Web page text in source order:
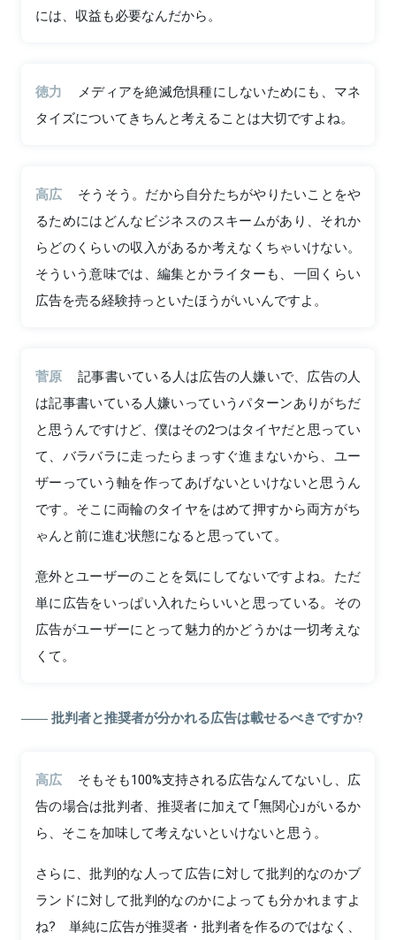
には、収益も必要なんだから。
徳力
メディアを絶滅危惧種にしないためにも、マネ
タイズについてきちんと考えることは大切ですよね。
高広
そうそう。だから自分たちがやりたいことをや
るためにはどんなビジネスのスキームがあり、それか
らどのくらいの収入があるか考えなくちゃいけない。
そういう意味では、編集とかライターも、一回くらい
広告を売る経験持っといたほうがいいんですよ。
菅原
記事書いている人は広告の人嫌いで、広告の人
は記事書いている人嫌いっていうパターンありがちだ
と思うんですけど、僕はその2つはタイヤだと思ってい
て、バラバラに走ったらまっすぐ進まないから、ユー
ザーっていう軸を作ってあげないといけないと思うん
です。そこに両輪のタイヤをはめて押すから両方がち
ゃんと前に進む状態になると思っていて。
意外とユーザーのことを気にしてないですよね。ただ
単に広告をいっぱい入れたらいいと思っている。その
広告がユーザーにとって魅力的かどうかは一切考えな
くて。
批判者と推奨者が分かれる広告は載せるべきですか?
高広
そもそも100%支持される広告なんてないし、広
告の場合は批判者、推奨者に加えて「無関心」がいるか
ら、そこを加味して考えないといけないと思う。
さらに、批判的な人って広告に対して批判的なのかブ
ランドに対して批判的なのかによっても分かれますよ
ね? 単純に広告が推奨者・批判者を作るのではなく、